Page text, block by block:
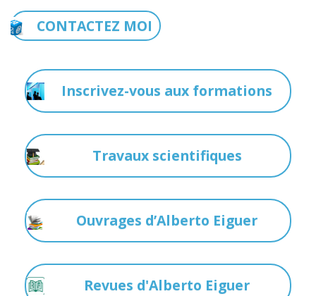
CONTACTEZ MOI
Inscrivez-vous aux formations
Travaux scientifiques
Ouvrages d’Alberto Eiguer
Revues d'Alberto Eiguer